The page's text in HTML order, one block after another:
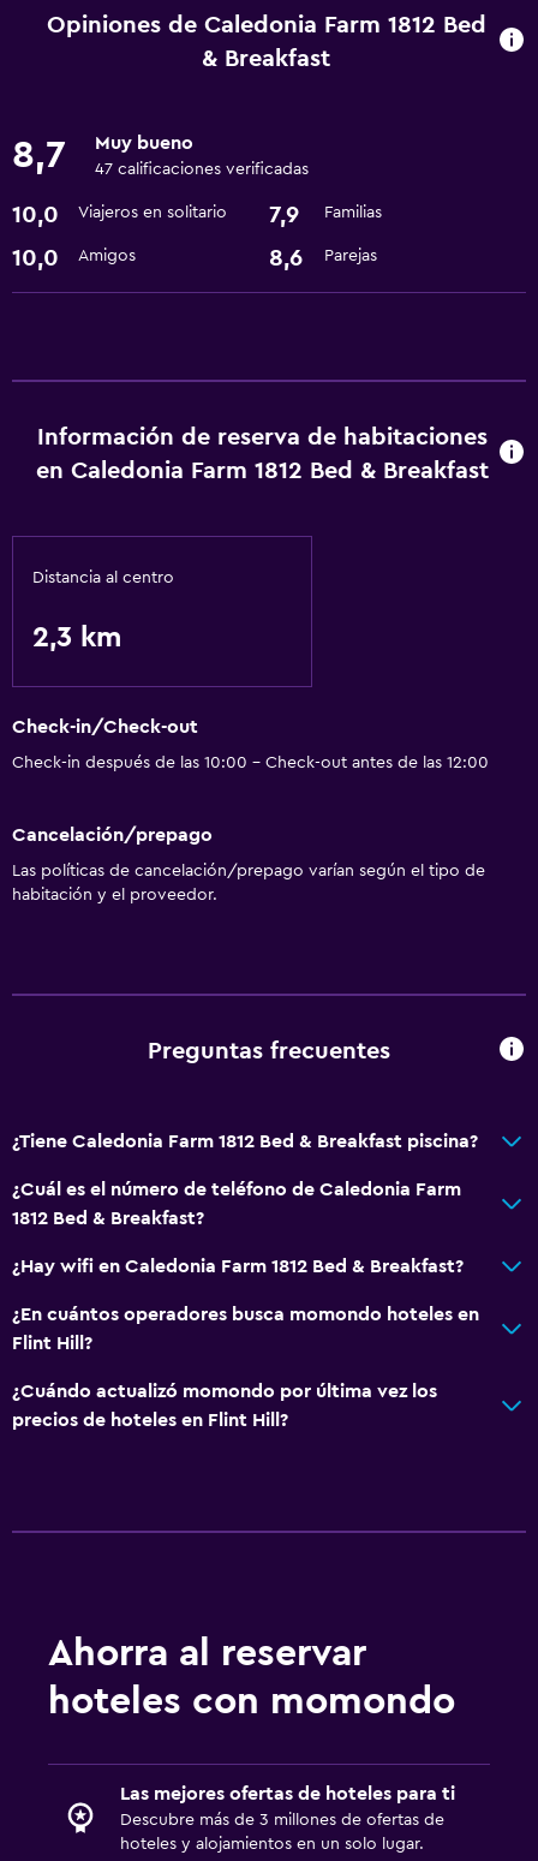
Aire acondicionado
Recepción 24 horas
Opiniones de Caledonia Farm 1812 Bed
& Breakfast
8,7 Muy bueno
47 calificaciones verificadas
10,0 Viajeros en solitario 7,9 Familias
10,0 Amigos 8,6 Parejas
Información de reserva de habitaciones
en Caledonia Farm 1812 Bed & Breakfast
Distancia al centro
2,3 km
Check-in/Check-out
Check-in después de las 10:00 - Check-out antes de las 12:00
Cancelación/prepago
Las políticas de cancelación/prepago varían según el tipo de
habitación y el proveedor.
Preguntas frecuentes
¿Tiene Caledonia Farm 1812 Bed & Breakfast piscina?
¿Cuál es el número de teléfono de Caledonia Farm
1812 Bed & Breakfast?
¿Hay wifi en Caledonia Farm 1812 Bed & Breakfast?
¿En cuántos operadores busca momondo hoteles en
Flint Hill?
¿Cuándo actualizó momondo por última vez los
precios de hoteles en Flint Hill?
Ahorra al reservar
hoteles con momondo
Las mejores ofertas de hoteles para ti
Descubre más de 3 millones de ofertas de
hoteles y alojamientos en un solo lugar.